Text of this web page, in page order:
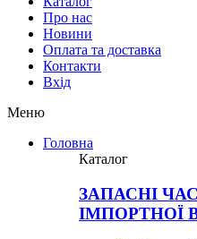
Про нас
Новини
Оплата та доставка
Контакти
Вхiд
Меню
Головна
Каталог
ЗАПАСНІ
ІМПОРТНОЇ